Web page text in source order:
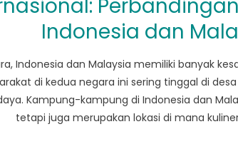
Indonesia dan
Indonesia dan Malaysia memiliki banyak
di kedua negara ini sering tinggal di
Kampung-kampung di Indonesia dan
tetapi juga merupakan lokasi di mana